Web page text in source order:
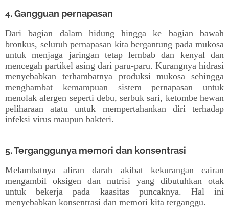
4. Gangguan pernapasan
Dari bagian dalam hidung hingga ke bagian bawah
bronkus, seluruh pernapasan kita bergantung pada mukosa
untuk menjaga jaringan tetap lembab dan kenyal dan
mencegah partikel asing dari paru-paru. Kurangnya hidrasi
menyebabkan terhambatnya produksi mukosa sehingga
menghambat kemampuan sistem pernapasan untuk
menolak alergen seperti debu, serbuk sari, ketombe hewan
peliharaan atatu untuk mempertahankan diri terhadap
infeksi virus maupun bakteri.
5. Terganggunya memori dan konsentrasi
Melambatnya aliran darah akibat kekurangan cairan
mengambil oksigen dan nutrisi yang dibutuhkan otak
untuk bekerja pada kaasitas puncaknya. Hal ini
menyebabkan konsentrasi dan memori kita terganggu.